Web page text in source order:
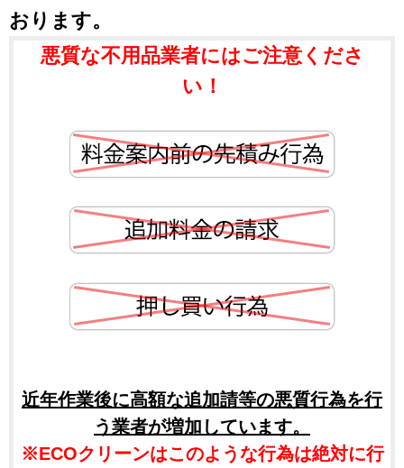
おります。
悪質な不用品業者にはご注意くださ
い！
近年作業後に高額な追加請等の悪質行為を行
う業者が増加しています。
※ECOクリーンはこのような行為は絶対に行